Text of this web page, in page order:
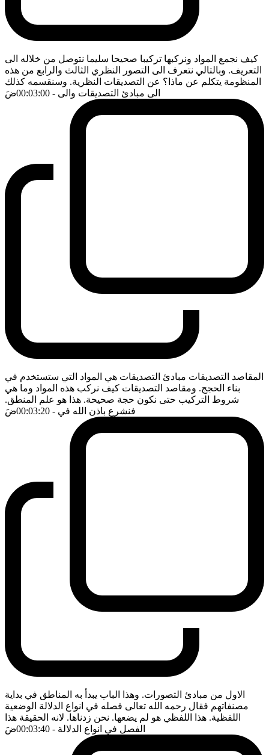
كيف نجمع المواد ونركبها تركيبا صحيحا سليما نتوصل من خلاله الى
التعريف. وبالتالي نتعرف الى التصور النظري الثالث والرابع من هذه
المنظومة يتكلم عن ماذا؟ عن التصديقات النظرية. وسنقسمه كذلك
الى مبادئ التصديقات والى - 00:03:00 ضَ
المقاصد التصديقات مبادئ التصديقات هي المواد التي ستستخدم في
بناء الحجج. ومقاصد التصديقات كيف نركب هذه المواد وما هي
شروط التركيب حتى نكون حجة صحيحة. هذا هو علم المنطق.
فنشرع باذن الله في - 00:03:20 ضَ
الاول من مبادئ التصورات. وهذا الباب يبدأ به المناطق في بداية
مصنفاتهم فقال رحمه الله تعالى فصله في انواع الدلالة الوضعية
اللفظية. هذا اللفظي هو لم يضعها. نحن زدناها. لانه الحقيقة هذا
الفصل في انواع الدلالة - 00:03:40 ضَ